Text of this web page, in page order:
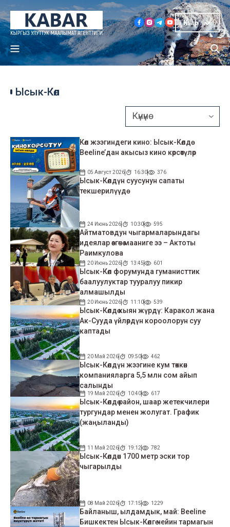
Кыр
Ысык-Көл
Көл жээгиндеги кино: Ысык-Көлдө
Beeline’дан акысыз кино көрсөтүлөр
05 Август 2026 16:30 376
Ысык-Көлдүн суусунун сапаты
текшерилүүдө
24 Июнь 2026 10:30 595
Айтматовдун чыгармаларындагы
идеялар өзгөчө мааниге ээ – Актоты
Раимкулова
20 Июнь 2026 13:45 601
Ысык-Көл форумунда гуманисттик
баалуулуктар тууралуу пикир
алмашылды
20 Июнь 2026 11:10 539
Ысык-Көлдө кыян жүрдү: Каракол жана
Ак-Сууда үйлөрдүн короолорун суу
каптады
20 Май 2026 09:50 462
Ысык-Көлдүн жээгине кум төккөн
компанияларга 5,5 млн сом айып
салынды
19 Май 2026 10:40 617
Ысык-Көлдө район, шаар жетекчилери
тургундар менен жолугат. График
(жаңыланды)
11 Май 2026 19:12 782
Ысык-Көлдөн 1700 метр эски тор
чыгарылды
08 Май 2026 17:15 1229
Байланыш, ылдамдык, май: Beeline
Бишкектен Ысык-Көлгө чейин тармагын